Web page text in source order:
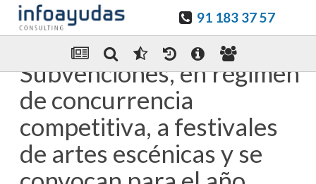
91 183 37 57
Enviar Por email
Subvenciones, en régimen
de concurrencia
competitiva, a festivales
de artes escénicas y se